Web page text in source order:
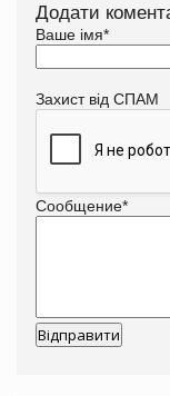
Додати
Ваше імя*
Захист від СПАМ
Сообщение*